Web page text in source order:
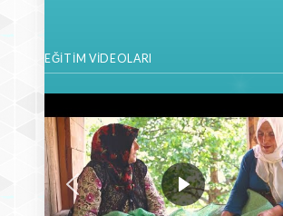
EĞİTİM VİDEOLARI
Heading layer
MORE